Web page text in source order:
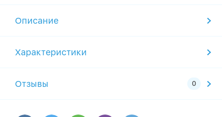
Описание
Характеристики
Отзывы